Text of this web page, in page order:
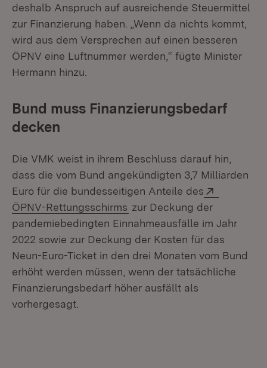
deshalb Anspruch auf ausreichende Steuermittel
zur Finanzierung haben. „Wenn da nichts kommt,
wird aus dem Versprechen auf einen besseren
ÖPNV eine Luftnummer werden,“ fügte Minister
Hermann hinzu.
Bund muss Finanzierungsbedarf
decken
Die VMK weist in ihrem Beschluss darauf hin,
dass die vom Bund angekündigten 3,7 Milliarden
Euro für die bundesseitigen Anteile des
ÖPNV-Rettungsschirms (Öffnet in neuem Fenster)
zur Deckung der
pandemiebedingten Einnahmeausfälle im Jahr
2022 sowie zur Deckung der Kosten für das
Neun-Euro-Ticket in den drei Monaten vom Bund
erhöht werden müssen, wenn der tatsächliche
Finanzierungsbedarf höher ausfällt als
vorhergesagt.